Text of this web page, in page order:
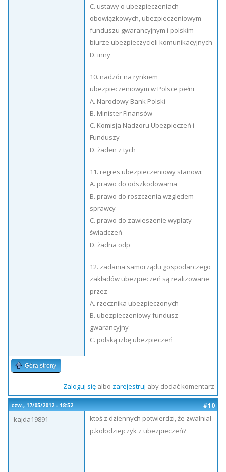
C. ustawy o ubezpieczeniach
obowiązkowych, ubezpieczeniowym
funduszu gwarancyjnym i polskim
biurze ubezpieczycieli komunikacyjnych
D. inny
10. nadzór na rynkiem
ubezpieczeniowym w Polsce pełni
A. Narodowy Bank Polski
B. Minister Finansów
C. Komisja Nadzoru Ubezpieczeń i
Funduszy
D. żaden z tych
11. regres ubezpieczeniowy stanowi:
A. prawo do odszkodowania
B. prawo do roszczenia względem
sprawcy
C. prawo do zawieszenie wypłaty
świadczeń
D. żadna odp
12. zadania samorządu gospodarczego
zakładów ubezpieczeń są realizowane
przez
A. rzecznika ubezpieczonych
B. ubezpieczeniowy fundusz
gwarancyjny
C. polską izbę ubezpieczeń
Góra strony
Zaloguj sięalbo zarejestruj aby dodać komentarz
czw., 17/05/2012 - 18:52
#10
kajda19891
ktoś z dziennych potwierdzi, że zwalniał
p.kołodziejczyk z ubezpieczeń?